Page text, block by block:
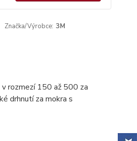
Značka/Výrobce: 3M
v rozmezí 150 až 500 za
drhnutí za mokra s